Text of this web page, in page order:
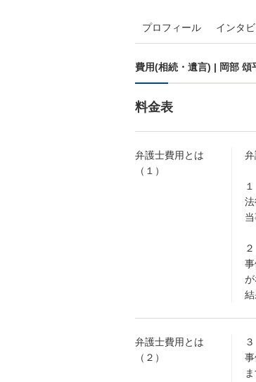
プロフィール インタ
費用(相続・遺言) | 岡部 頌
料金表
弁護士費用とは
（１）
が
弁護士費用とは
（２）
ま